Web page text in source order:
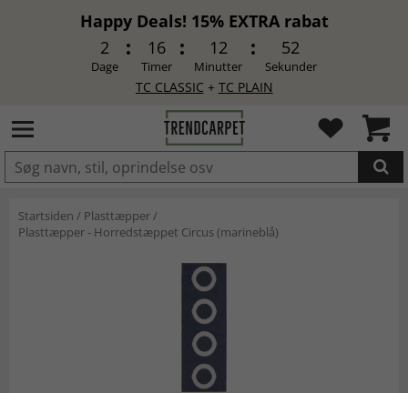
Happy Deals! 15% EXTRA rabat
2
Dage
16
Timer
12
Minutter
51
Sekunder
TC CLASSIC + TC PLAIN
LAGT I INDKØBSKURVEN.
Startsiden / Plasttæpper/
Plasttæpper - Horredstæppet Circus (marineblå)